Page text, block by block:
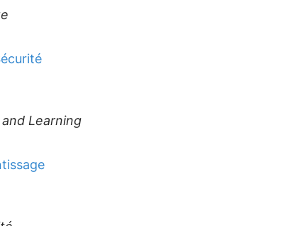
Learning